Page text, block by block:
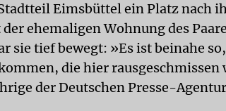
Eimsbüttel ein Platz nach
ehemaligen Wohnung des
sie tief bewegt: »Es ist beinahe
die hier rausgeschmissen
der Deutschen Presse-